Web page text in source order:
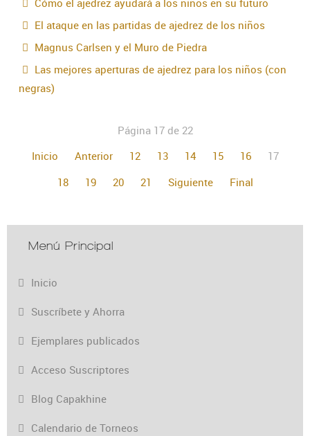
Cómo el ajedrez ayudará a los niños en su futuro
El ataque en las partidas de ajedrez de los niños
Magnus Carlsen y el Muro de Piedra
Las mejores aperturas de ajedrez para los niños (con
negras)
Página 17 de 22
Inicio
Anterior 12 13 14 15 16
17
18
19 20 21 Siguiente Final
Menú Principal
Inicio
Suscríbete y Ahorra
Ejemplares publicados
Acceso Suscriptores
Blog Capakhine
Calendario de Torneos